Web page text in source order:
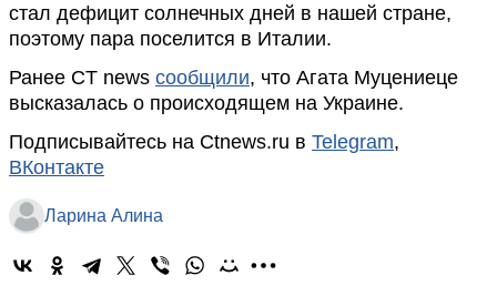
стал дефицит солнечных дней в нашей стране,
поэтому пара поселится в Италии.
Ранее CT news сообщили, что Агата Муцениеце
высказалась о происходящем на Украине.
Подписывайтесь на Ctnews.ru в Telegram,
ВКонтакте
Ларина Алина